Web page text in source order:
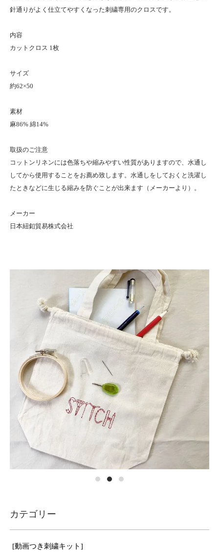
針通りがよく仕立てやすくなった刺繍専用のクロスです。
内容
カットクロス 1枚
サイズ
約62×50
素材
麻86% 綿14%
取扱のご注意
コットンリネンには色落ちや縮みやすい性質がありますので、水通し
してから使用することをお薦め致します。水通しをしておくと洗濯し
たときなどに生じる縮みを防ぐことが出来ます（メーカーより）。
メーカー
日本紐釦貿易株式会社
カテゴリー
[動画つき刺繍キット]